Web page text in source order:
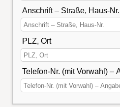
Anschrift – Straße, Haus-Nr.
PLZ, Ort
Telefon-Nr. (mit Vorwahl) –